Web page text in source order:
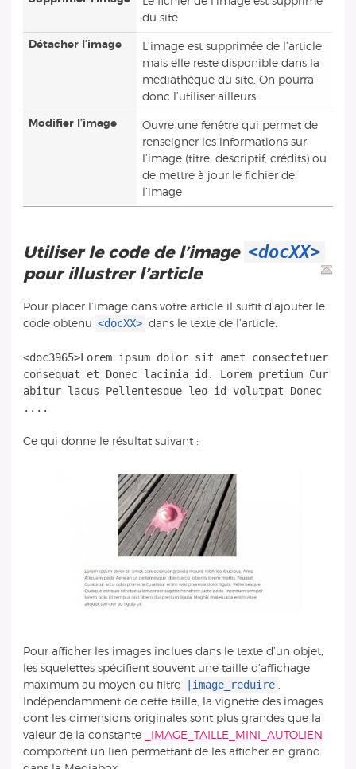
du site
Détacher l’image
L’image est supprimée de l’article
mais elle reste disponible dans la
médiathèque du site. On pourra
donc l’utiliser ailleurs.
Modifier l’image
Ouvre une fenêtre qui permet de
renseigner les informations sur
l’image (titre, descriptif, crédits) ou
de mettre à jour le fichier de
l’image
Utiliser le code de l’image <docXX>
pour illustrer l’article
Pour placer l’image dans votre article il suffit d’ajouter le
code obtenu <docXX> dans le texte de l’article.
<doc3965>Lorem ipsum dolor sit amet consectetuer
consequat et Donec lacinia id. Lorem pretium Cur
abitur lacus Pellentesque leo id volutpat Donec
Ce qui donne le résultat suivant :
Pour afficher les images inclues dans le texte d’un objet,
les squelettes spécifient souvent une taille d’affichage
maximum au moyen du filtre
|image_reduire .
Indépendamment de cette taille, la vignette des images
dont les dimensions originales sont plus grandes que la
valeur de la constante
_IMAGE_TAILLE_MINI_AUTOLIEN
comportent un lien permettant de les afficher en grand